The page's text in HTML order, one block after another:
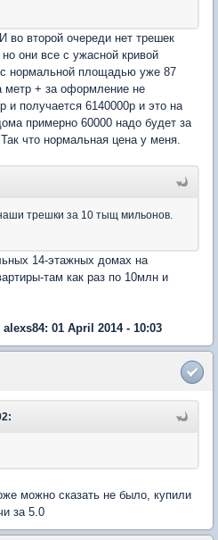
во второй очереди нет трешек
они все с ужасной кривой
нормальной площадью уже 87
метр + за оформление не
и получается 6140000р и это на
примерно 60000 надо будет за
что нормальная цена у меня.
трешки за 10 тыщ мильонов.
14-этажных домах на
там как раз по 10млн и
01 April 2014 - 10:03
можно сказать не было, купили
за 5.0